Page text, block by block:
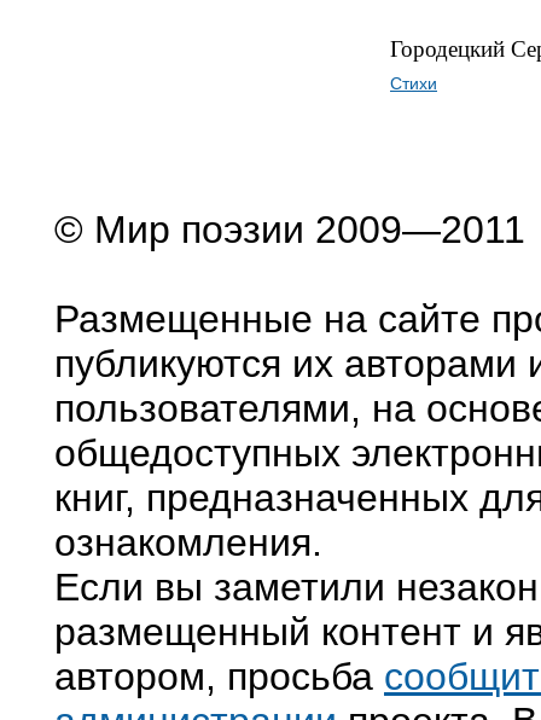
Городецкий
Стихи
© Мир поэзии 2009—2011
Размещенные на сайте
публикуются их авторами
пользователями, на
общедоступных
книг, предназначенных
ознакомления.
Если вы заметили
размещенный контент и
автором, просьба